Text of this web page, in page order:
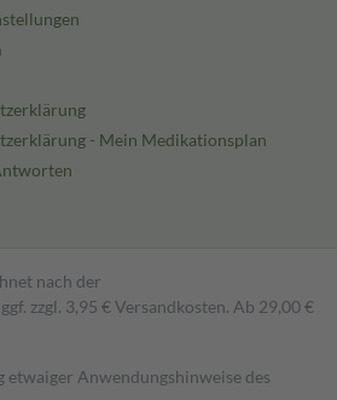
- Mein Medikationsplan
nach der
zzgl. 3,95 € Versandkosten. Ab 29,00 €
Anwendungshinweise des